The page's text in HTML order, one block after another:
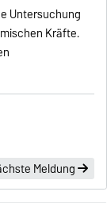
Untersuchung
Kräfte.
Meldung